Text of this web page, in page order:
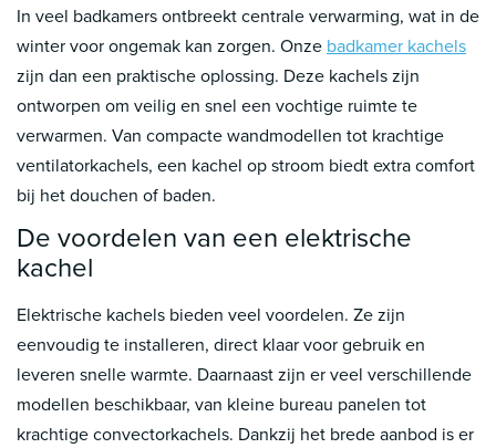
In veel badkamers ontbreekt centrale verwarming, wat in de
winter voor ongemak kan zorgen. Onze badkamer kachels
zijn dan een praktische oplossing. Deze kachels zijn
ontworpen om veilig en snel een vochtige ruimte te
verwarmen. Van compacte wandmodellen tot krachtige
ventilatorkachels, een kachel op stroom biedt extra comfort
bij het douchen of baden.
De voordelen van een elektrische
kachel
Elektrische kachels bieden veel voordelen. Ze zijn
eenvoudig te installeren, direct klaar voor gebruik en
leveren snelle warmte. Daarnaast zijn er veel verschillende
modellen beschikbaar, van kleine bureau panelen tot
krachtige convectorkachels. Dankzij het brede aanbod is er